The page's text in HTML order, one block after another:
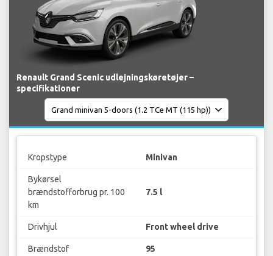
Renault Grand Scenic udlejningskøretøjer –
specifikationer
Kropstype Minivan
Bykørsel
brændstofforbrug pr. 100
km
7.5 l
Drivhjul Front wheel drive
Brændstof 95